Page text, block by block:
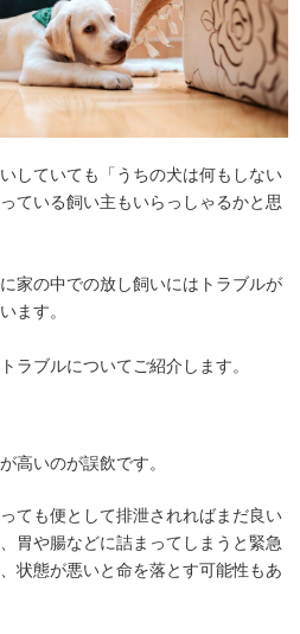
していても「うちの犬は何もしない
ている飼い主もいらっしゃるかと思
家の中での放し飼いにはトラブルが
ます。
ラブルについてご紹介します。
高いのが誤飲です。
ても便として排泄されればまだ良い
胃や腸などに詰まってしまうと緊急
状態が悪いと命を落とす可能性もあ